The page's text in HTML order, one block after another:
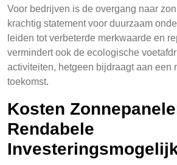
Voor bedrijven is de overgang naar
krachtig statement voor duurzaam
leiden tot verbeterde merkwaarde en
vermindert ook de ecologische
activiteiten, hetgeen bijdraagt aan een
toekomst.
Kosten
Rendabele